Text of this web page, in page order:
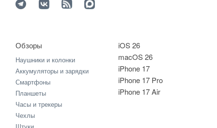
iOS 26
macOS 26
iPhone 17
iPhone 17 Pro
iPhone 17 Air
Обзоры
Наушники и колонки
Аккумуляторы и зарядки
Смартфоны
Планшеты
Часы и трекеры
Чехлы